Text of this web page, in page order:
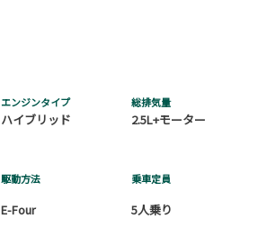
エンジンタイプ
ハイブリッド
総排気量
2.5L+モーター
駆動方法
E-Four
乗車定員
5人乗り